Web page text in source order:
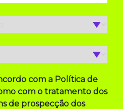
com a Política de
com o tratamento dos
de prospecção dos